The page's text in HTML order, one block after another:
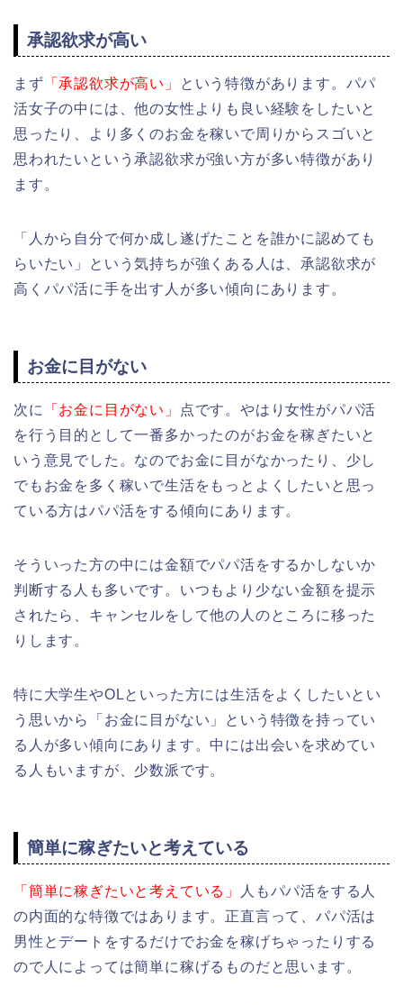
承認欲求が高い
まず 「承認欲求が高い」
という特徴があります。パパ
活女子の中には、他の女性よりも良い経験をしたいと
思ったり、より多くのお金を稼いで周りからスゴいと
思われたいという承認欲求が強い方が多い特徴があり
ます。
「人から自分で何か成し遂げたことを誰かに認めても
らいたい」という気持ちが強くある人は、承認欲求が
高くパパ活に手を出す人が多い傾向にあります。
お金に目がない
次に 「お金に目がない」
点です。やはり女性がパパ活
を行う目的として一番多かったのがお金を稼ぎたいと
いう意見でした。なのでお金に目がなかったり、少し
でもお金を多く稼いで生活をもっとよくしたいと思っ
ている方はパパ活をする傾向にあります。
そういった方の中には金額でパパ活をするかしないか
判断する人も多いです。いつもより少ない金額を提示
されたら、キャンセルをして他の人のところに移った
りします。
特に大学生やOLといった方には生活をよくしたいとい
う思いから「お金に目がない」という特徴を持ってい
る人が多い傾向にあります。中には出会いを求めてい
る人もいますが、少数派です。
簡単に稼ぎたいと考えている
「簡単に稼ぎたいと考えている」
人もパパ活をする人
の内面的な特徴ではあります。正直言って、パパ活は
男性とデートをするだけでお金を稼げちゃったりする
ので人によっては簡単に稼げるものだと思います。